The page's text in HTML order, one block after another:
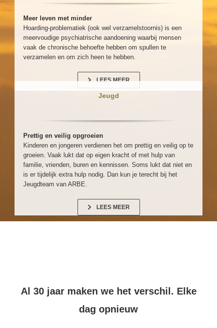
Meer leven met minder
Hoarding-problematiek (ook wel verzamelstoornis) is een
meervoudige psychiatrische aandoening waarbij mensen
vaak de chronische behoefte hebben om spullen te
verzamelen en om zich heen te hebben.
LEES MEER
Jeugd
Prettig en veilig opgroeien
Kinderen en jongeren verdienen het om prettig en veilig op te
groeien. Vaak lukt dat op eigen kracht of met hulp van
familie, vrienden, buren en kennissen. Soms lukt dat niet en
is er tijdelijk extra hulp nodig. Dan kun je terecht bij het
Jeugdteam van ARBE.
LEES MEER
Al 30 jaar maken we het verschil. Elke
dag opnieuw